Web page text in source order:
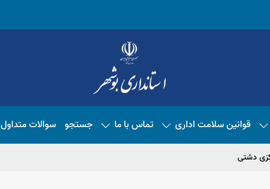
قوانین سلامت اداری تماس با ما جستجو سوالات متداول